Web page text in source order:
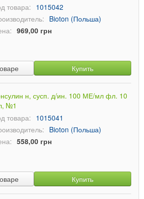
товара: 1015042
Bioton (Польша)
969,00 грн
Купить
н, сусп. д/ин. 100 МЕ/мл фл. 10
№1
товара: 1015041
Bioton (Польша)
558,00 грн
Купить